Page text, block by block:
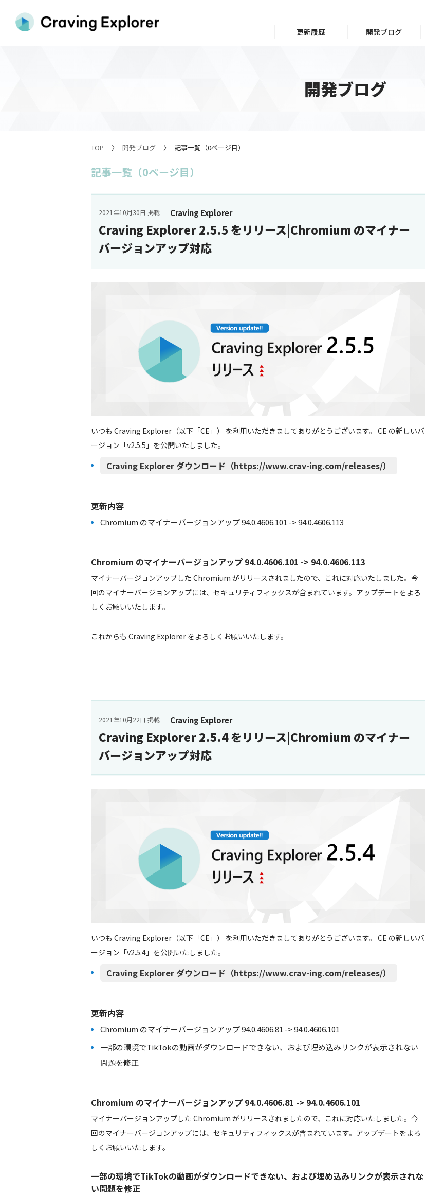
開発ブログ
TOP 開発ブログ 記事一覧（0ページ目）
記事一覧（0ページ目）
Craving Explorer
2021年10月30日 掲載
Craving Explorer 2.5.5 をリリース|Chromium のマイナー
バージョンアップ対応
いつも Craving Explorer（以下「CE」） を利用いただきましてありがとうございます。 CE の新しいバ
ージョン「v2.5.5」を公開いたしました。
Craving Explorer ダウンロード（https://www.crav-ing.com/releases/）
更新内容
Chromium のマイナーバージョンアップ 94.0.4606.101 -> 94.0.4606.113
Chromium のマイナーバージョンアップ 94.0.4606.101 -> 94.0.4606.113
マイナーバージョンアップした Chromium がリリースされましたので、これに対応いたしました。今
回のマイナーバージョンアップには、セキュリティフィックスが含まれています。アップデートをよろ
しくお願いいたします。
これからも Craving Explorer をよろしくお願いいたします。
Craving Explorer
2021年10月22日 掲載
Craving Explorer 2.5.4 をリリース|Chromium のマイナー
バージョンアップ対応
いつも Craving Explorer（以下「CE」） を利用いただきましてありがとうございます。 CE の新しいバ
ージョン「v2.5.4」を公開いたしました。
Craving Explorer ダウンロード（https://www.crav-ing.com/releases/）
更新内容
Chromium のマイナーバージョンアップ 94.0.4606.81 -> 94.0.4606.101
一部の環境でTikTokの動画がダウンロードできない、および埋め込みリンクが表示されない
問題を修正
Chromium のマイナーバージョンアップ 94.0.4606.81 -> 94.0.4606.101
マイナーバージョンアップした Chromium がリリースされましたので、これに対応いたしました。今
回のマイナーバージョンアップには、セキュリティフィックスが含まれています。アップデートをよろ
しくお願いいたします。
一部の環境でTikTokの動画がダウンロードできない、および埋め込みリンクが表示されな
い問題を修正
更新履歴 開発ブログ